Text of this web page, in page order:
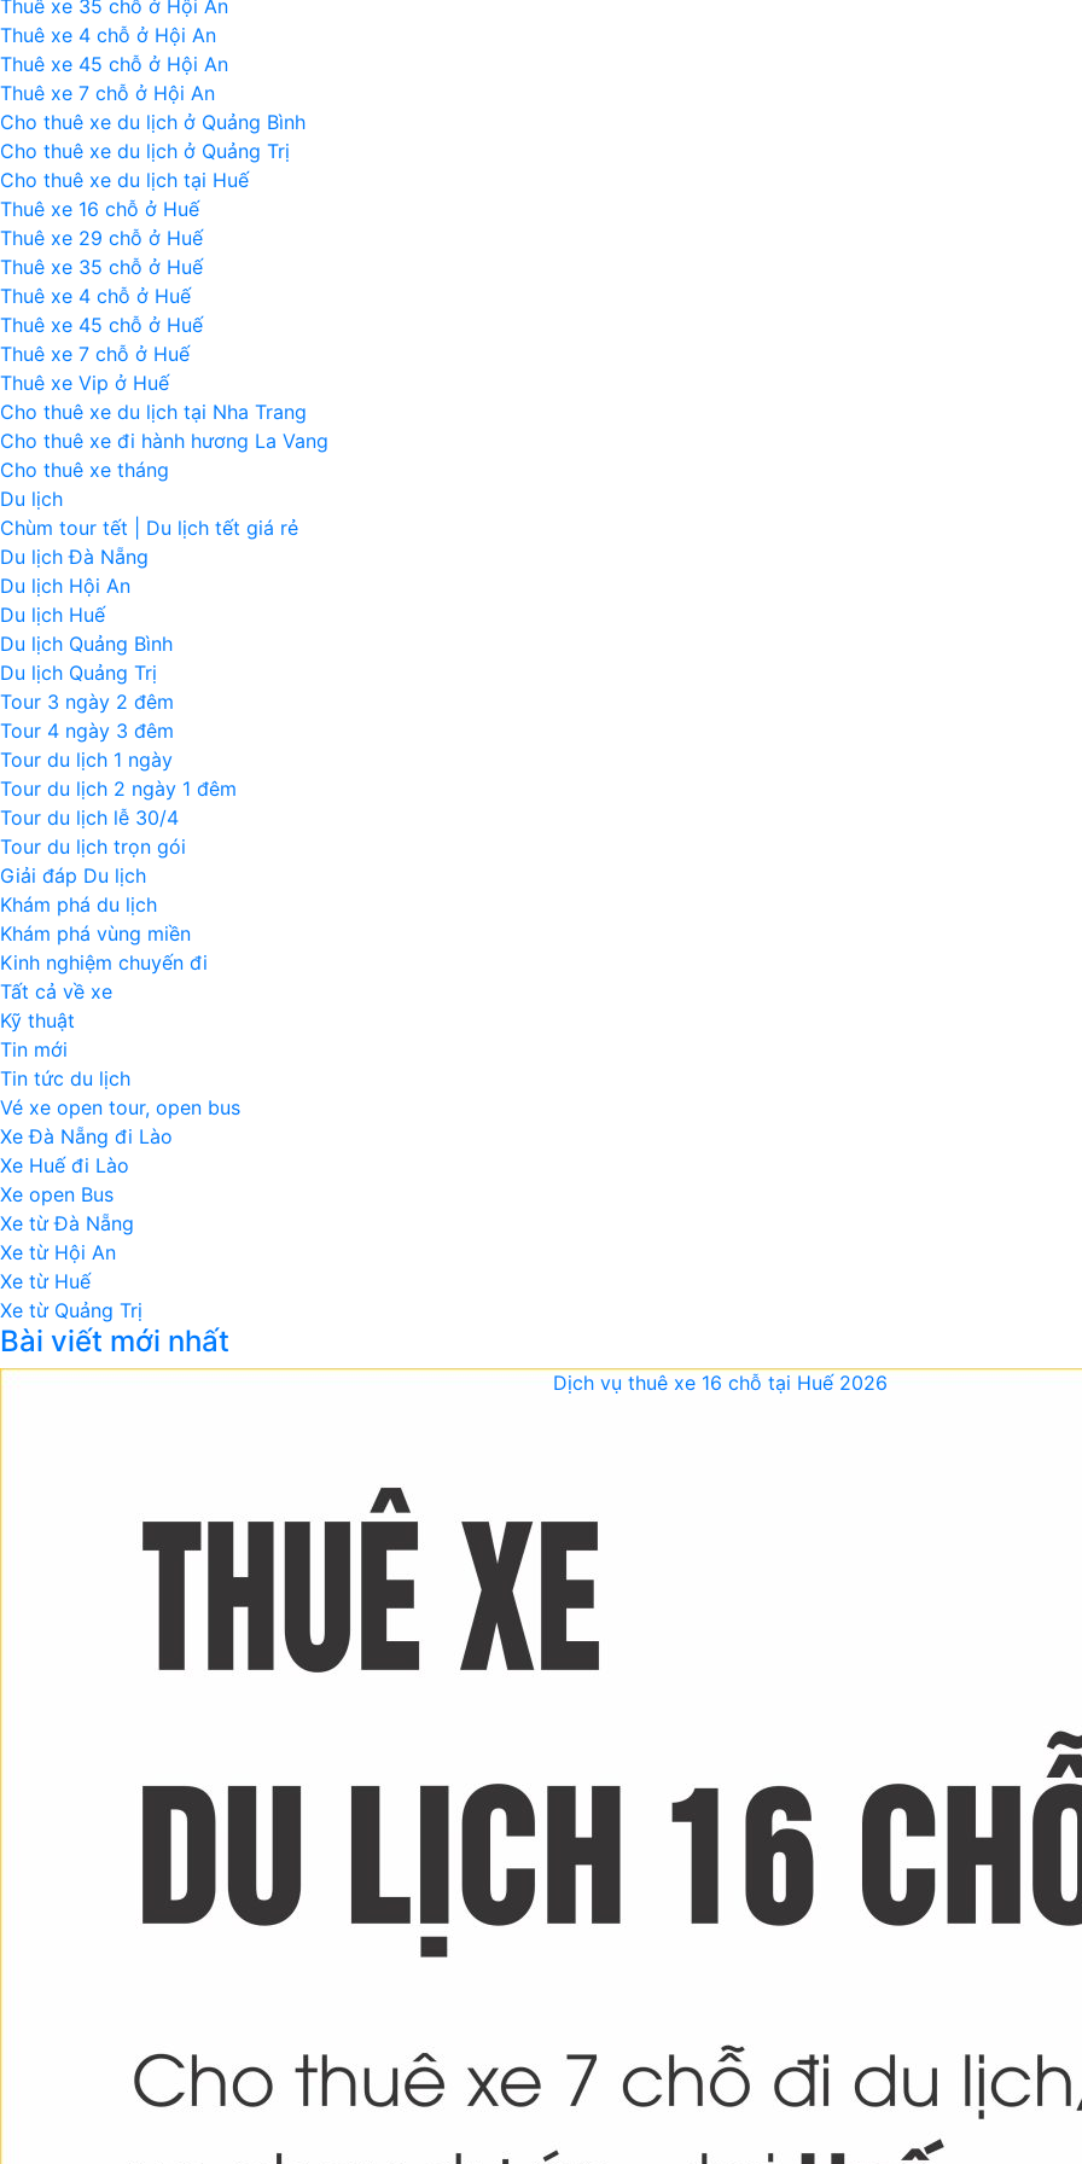
Thuê xe 35 chỗ ở Hội An
Thuê xe 4 chỗ ở Hội An
Thuê xe 45 chỗ ở Hội An
Thuê xe 7 chỗ ở Hội An
Cho thuê xe du lịch ở Quảng Bình
Cho thuê xe du lịch ở Quảng Trị
Cho thuê xe du lịch tại Huế
Thuê xe 16 chỗ ở Huế
Thuê xe 29 chỗ ở Huế
Thuê xe 35 chỗ ở Huế
Thuê xe 4 chỗ ở Huế
Thuê xe 45 chỗ ở Huế
Thuê xe 7 chỗ ở Huế
Thuê xe Vip ở Huế
Cho thuê xe du lịch tại Nha Trang
Cho thuê xe đi hành hương La Vang
Cho thuê xe tháng
Du lịch
Chùm tour tết | Du lịch tết giá rẻ
Du lịch Đà Nẵng
Du lịch Hội An
Du lịch Huế
Du lịch Quảng Bình
Du lịch Quảng Trị
Tour 3 ngày 2 đêm
Tour 4 ngày 3 đêm
Tour du lịch 1 ngày
Tour du lịch 2 ngày 1 đêm
Tour du lịch lễ 30/4
Tour du lịch trọn gói
Giải đáp Du lịch
Khám phá du lịch
Khám phá vùng miền
Kinh nghiệm chuyến đi
Tất cả về xe
Kỹ thuật
Tin mới
Tin tức du lịch
Vé xe open tour, open bus
Xe Đà Nẵng đi Lào
Xe Huế đi Lào
Xe open Bus
Xe từ Đà Nẵng
Xe từ Hội An
Xe từ Huế
Xe từ Quảng Trị
Bài viết mới nhất
Dịch vụ thuê xe 16 chỗ tại Huế 2026